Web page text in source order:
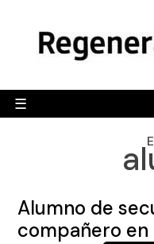
content
☰
Alumno de
compañero en